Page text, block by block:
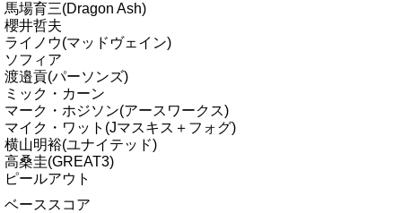
馬場育三(Dragon Ash)
櫻井哲夫
ライノウ(マッドヴェイン)
ソフィア
渡邉貢(パーソンズ)
ミック・カーン
マーク・ホジソン(アースワークス)
マイク・ワット(Jマスキス＋フォグ)
横山明裕(ユナイテッド)
高桑圭(GREAT3)
ピールアウト
ベーススコア